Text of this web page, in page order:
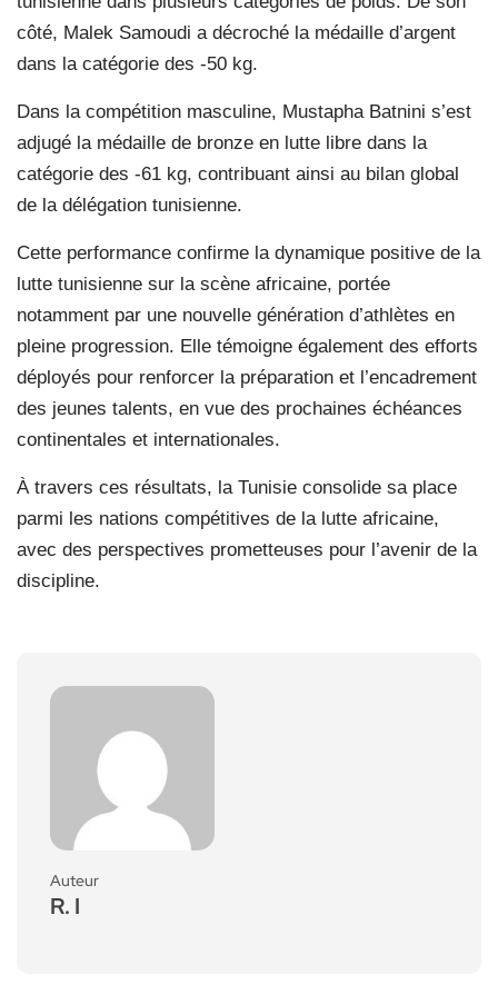
côté, Malek Samoudi a décroché la médaille d’argent
dans la catégorie des -50 kg.
Dans la compétition masculine, Mustapha Batnini s’est
adjugé la médaille de bronze en lutte libre dans la
catégorie des -61 kg, contribuant ainsi au bilan global
de la délégation tunisienne.
Cette performance confirme la dynamique positive de la
lutte tunisienne sur la scène africaine, portée
notamment par une nouvelle génération d’athlètes en
pleine progression. Elle témoigne également des efforts
déployés pour renforcer la préparation et l’encadrement
des jeunes talents, en vue des prochaines échéances
continentales et internationales.
À travers ces résultats, la Tunisie consolide sa place
parmi les nations compétitives de la lutte africaine,
avec des perspectives prometteuses pour l’avenir de la
discipline.
Auteur
R. I